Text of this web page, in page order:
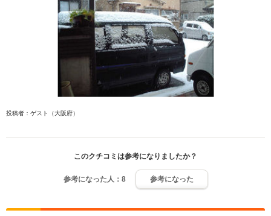
投稿者：ゲスト（大阪府）
このクチコミは参考になりましたか？
参考になった人： 8 参考になった